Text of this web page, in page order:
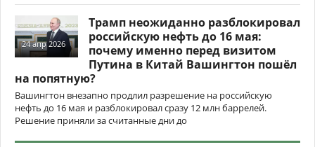
24 апр 2026
Трамп неожиданно разблокировал
российскую нефть до 16 мая:
почему именно перед визитом
Путина в Китай Вашингтон пошёл
на попятную?
Вашингтон внезапно продлил разрешение на российскую
нефть до 16 мая и разблокировал сразу 12 млн баррелей.
Решение приняли за считанные дни до